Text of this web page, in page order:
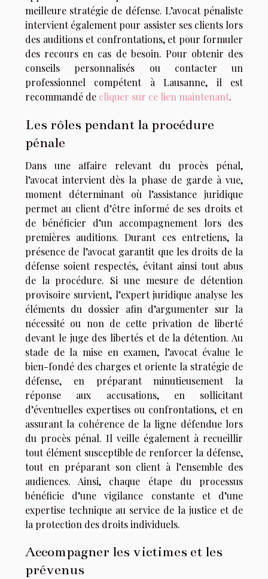
meilleure stratégie de défense. L’avocat pénaliste
intervient également pour assister ses clients lors
des auditions et confrontations, et pour formuler
des recours en cas de besoin. Pour obtenir des
conseils personnalisés ou contacter un
professionnel compétent à Lausanne, il est
recommandé de cliquer sur ce lien maintenant.
Les rôles pendant la procédure
pénale
Dans une affaire relevant du procès pénal,
l’avocat intervient dès la phase de garde à vue,
moment déterminant où l’assistance juridique
permet au client d’être informé de ses droits et
de bénéficier d’un accompagnement lors des
premières auditions. Durant ces entretiens, la
présence de l’avocat garantit que les droits de la
défense soient respectés, évitant ainsi tout abus
de la procédure. Si une mesure de détention
provisoire survient, l’expert juridique analyse les
éléments du dossier afin d’argumenter sur la
nécessité ou non de cette privation de liberté
devant le juge des libertés et de la détention. Au
stade de la mise en examen, l’avocat évalue le
bien-fondé des charges et oriente la stratégie de
défense, en préparant minutieusement la
réponse aux accusations, en sollicitant
d’éventuelles expertises ou confrontations, et en
assurant la cohérence de la ligne défendue lors
du procès pénal. Il veille également à recueillir
tout élément susceptible de renforcer la défense,
tout en préparant son client à l’ensemble des
audiences. Ainsi, chaque étape du processus
bénéficie d’une vigilance constante et d’une
expertise technique au service de la justice et de
la protection des droits individuels.
Accompagner les victimes et les
prévenus